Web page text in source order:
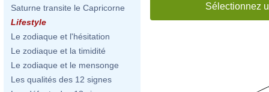
Saturne transite le Capricorne
Lifestyle
Le zodiaque et l'hésitation
Le zodiaque et la timidité
Le zodiaque et le mensonge
Les qualités des 12 signes
Sélectionnez